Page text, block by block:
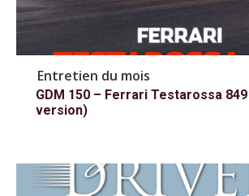
Entretien du mois
GDM 150 – Ferrari Testarossa
version)